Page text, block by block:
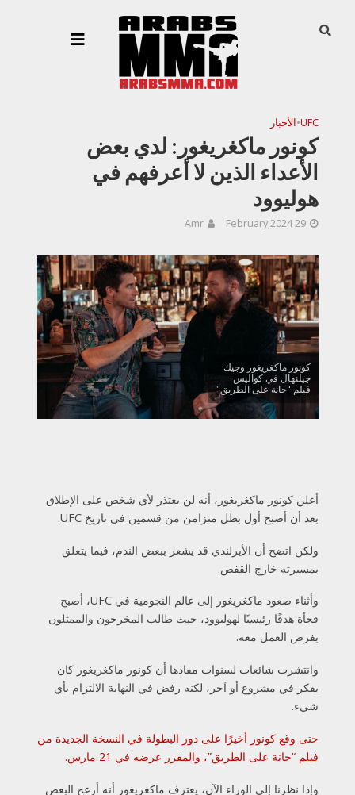
UFC
•الأخبار
كونور ماكغريغور: لدي بعض
الأعداء الذين لا أعرفهم في
هوليوود
29 February,2024
Amr
كونور ماكغريغور وجيك
جيلنهال في كواليس
فيلم "حانة على الطريق"
أعلن كونور ماكغريغور، أنه لن يعتذر لأي شخص على الإطلاق
بعد أن أصبح أول بطل متزامن من قسمين في تاريخ UFC.
ولكن اتضح أن الأيرلندي قد يشعر ببعض الندم، فيما يتعلق
بمسيرته خارج القفص.
وأثناء صعود ماكغريغور إلى عالم النجومية في UFC، أصبح
فجأة هدفًا رئيسيًا لهوليوود، حيث طالب المخرجون والممثلون
بفرص العمل معه.
وانتشرت شائعات لسنوات مفادها أن كونور ماكغريغور كان
يفكر في مشروع أو آخر، لكنه رفض في النهاية الالتزام بأي
شيء.
حتى وقع كونور أخيرًا على دور البطولة في النسخة الجديدة من
فيلم “حانة على الطريق”، والمقرر عرضه في 21 مارس.
وإذا نظرنا إلى الوراء الآن، يعترف ماكغريغور أنه أزعج البعض